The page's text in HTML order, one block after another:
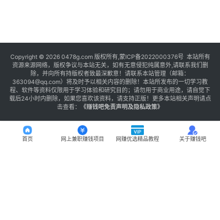
Copyright © 2026 0478g.com 版权所有,蒙ICP备2022000376号 本站所有
资源来源网络，版权争议与本站无关，如有无意侵犯纯属意外,请联系我们删
除，并向所有持版权者致最深歉意！请联系本站管理（邮箱：
363094@qq.com）将及时予以相关内容的删除！本站所发布的一切学习教
程、软件等资料仅限用于学习体验和研究目的；请勿用于商业用途，请自觉下
载后24小时内删除，如果您喜欢该资料，请支持正版！更多本站相关声明请点
击查看：
《赚钱吧免责声明及隐私政策》
首页 网上兼职赚钱项目 网赚优选精品教程 关于赚钱吧